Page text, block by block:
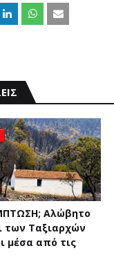
Aλώβητο
των Tαξιαρχών
μέσα από τις